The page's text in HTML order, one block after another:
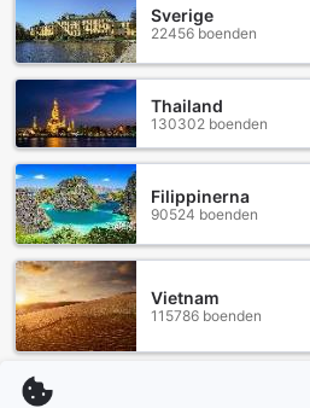
utformade för att möta alla dina
utrustat med luftkonditionering
behaglig temperatur, oavsett
Du kan koppla av efter en dag av
underhållning på den moderna
kabelkanaler. För din
hårtork och toalettartiklar
känner dig fräsch och redo för
Rummen har också en egen
kan njuta av den friska luften och
omgivningarna. För att hålla dig
kostnadsfria flaskor med vatten,
förvara dina drycker och snacks.
finns tillgängliga kan du enkelt
dag vid stranden eller vid poolen.
komfort och funktionalitet, vilket
Sverige
22456 boenden
Thailand
130302 boenden
Filippinerna
90524 boenden
Vietnam
115786 boenden